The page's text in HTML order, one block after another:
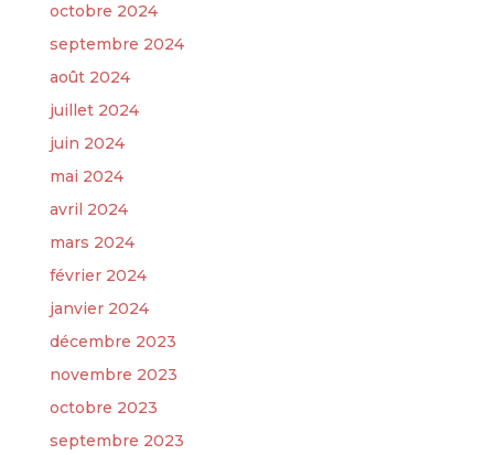
octobre 2024
septembre 2024
août 2024
juillet 2024
juin 2024
mai 2024
avril 2024
mars 2024
février 2024
janvier 2024
décembre 2023
novembre 2023
octobre 2023
septembre 2023